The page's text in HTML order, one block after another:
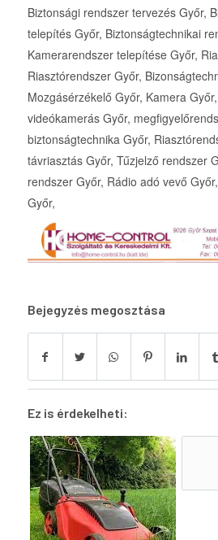
Biztonsági rendszer tervezés Győr,
telepítés Győr, Biztonságtechnikai
Kamerarendszer telepítése Győr,
Riasztórendszer Győr,
Mozgásérzékelő Győr, Kamera
videókamerás Győr,
biztonságtechnika Győr,
távriasztás Győr, Tűzjelző rendszer
rendszer Győr, Rádio adó vevő
Győr,
Bejegyzés megosztása
Ez is érdekelheti: